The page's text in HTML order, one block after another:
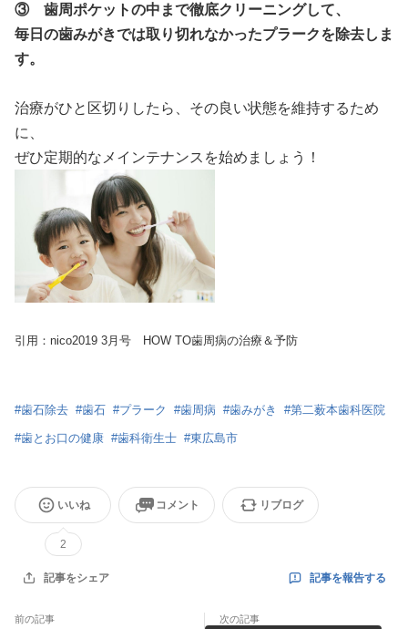
③ 歯周ポケットの中まで徹底クリーニングして、
毎日の歯みがきでは取り切れなかったプラークを除去しま
す。
治療がひと区切りしたら、その良い状態を維持するため
に、
ぜひ定期的なメインテナンスを始めましょう！
引用：nico2019 3月号 HOW TO歯周病の治療＆予防
#歯石除去 #歯石 #プラーク #歯周病 #歯みがき #第二薮本歯科医院
#歯とお口の健康 #歯科衛生士 #東広島市
いいね
2
コメント リブログ
記事をシェア 記事を報告する
前の記事 次の記事